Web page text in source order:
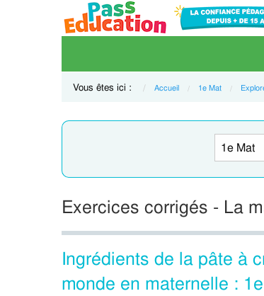
Vous êtes ici : Accueil 1e Mat
Exercices corrigés - La
Ingrédients de la pâte à
monde en maternelle :